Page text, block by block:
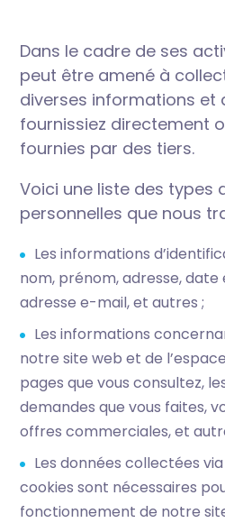
Dans le cadre de ses
peut être amené à
diverses informations et
fournissiez directement
fournies par des tiers.
Voici une liste des types
personnelles que nous
Les informations
nom, prénom, adresse, date
adresse e-mail, et autres ;
Les informations
notre site web et de
pages que vous consultez,
demandes que vous faites,
offres commerciales, et
Les données collectées
cookies sont nécessaires
fonctionnement de notre